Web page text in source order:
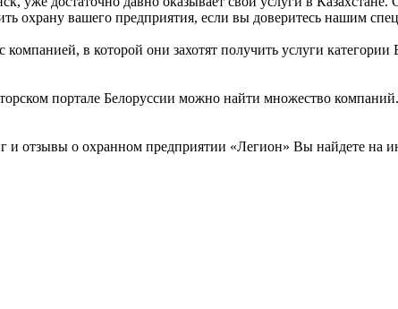
охрану вашего предприятия, если вы доверитесь нашим
в которой они захотят получить услуги
портале Белоруссии можно найти множество
и отзывы о охранном предприятии «Легион» Вы найдете на